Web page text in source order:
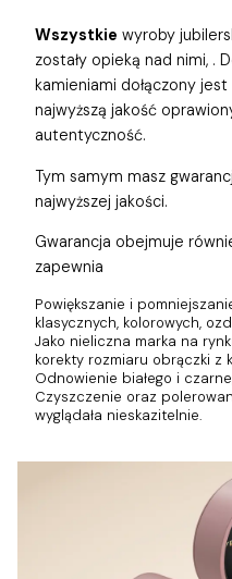
Wszystkie wyroby
zostały opieką nad nimi, .
kamieniami dołączony
najwyższą jakość
autentyczność.
Tym samym masz
najwyższej jakości.
Gwarancja obejmuje
zapewnia
Powiększanie i
klasycznych, kolorowych,
Jako nieliczna marka na
korekty rozmiaru obrączki z
Odnowienie białego i
Czyszczenie oraz
wyglądała nieskazitelnie.